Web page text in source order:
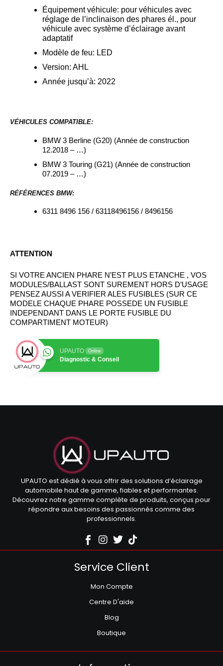
Équipement véhicule: pour véhicules avec
réglage de l’inclinaison des phares él., pour
véhicule avec système d’éclairage avant
adaptatif
Modèle de feu: LED
Version: AHL
Année jusqu’à: 2022
VÉHICULES COMPATIBLE:
BMW 3 Berline (G20) (Année de construction
12.2018 – …)
BMW 3 Touring (G21) (Année de construction
07.2019 – …)
RÉFÉRENCES BMW:
6311 8496 156 / 63118496156 / 8496156
ATTENTION
SI VOTRE ANCIEN PHARE N’EST PLUS ETANCHE , VOS
MODULES/BALLAST SONT SUREMENT HORS D’USAGE
PENSEZ AUSSI A VERIFIER ALES FUSIBLES (SUR CE
MODELE CHAQUE PHARE POSSEDE UN FUSIBLE
INDEPENDANT DANS LE PORTE FUSIBLE DU
COMPARTIMENT MOTEUR)
UPAUTO Online
Diagnostic & Conseil
UPAUTO est dédié à vous offrir des solutions d’éclairage
automobile haut de gamme, fiables et performantes.
Découvrez notre gamme complète de produits, conçus pour
répondre aux besoins des passionnés comme des
professionnels.
Service Client
Mon Compte
Centre D'aide
Blog
Boutique